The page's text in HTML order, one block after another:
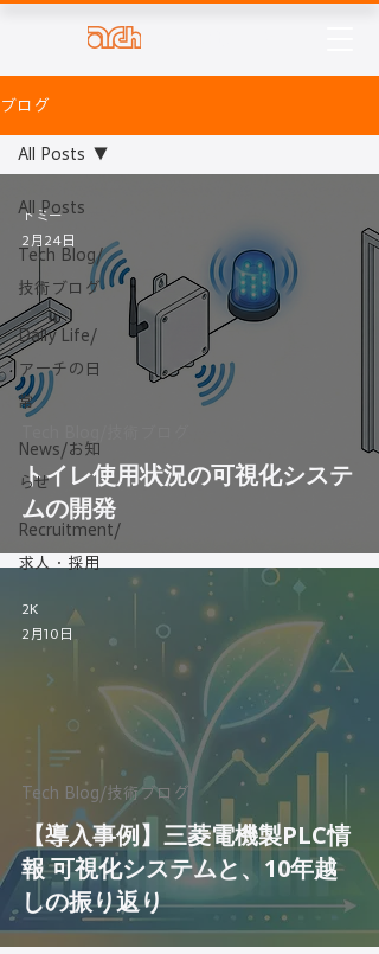
ブログ
All Posts
Tech Blog/
技術ブログ
Daily Life/
アーチの日
常
News/お知
らせ
Recruitment/
求人・採用
All Posts
トイレ使用状況の可視化システ
ムの開発
トミー
2月24日
【導入事例】三菱電機製PLC情
報 可視化システムと、10年越
しの振り返り
Tech Blog/技術ブログ
2K
2月10日